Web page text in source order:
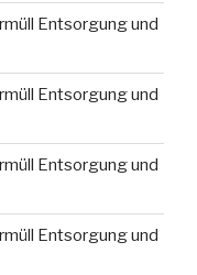
Entsorgung und
Entsorgung und
Entsorgung und
Entsorgung und